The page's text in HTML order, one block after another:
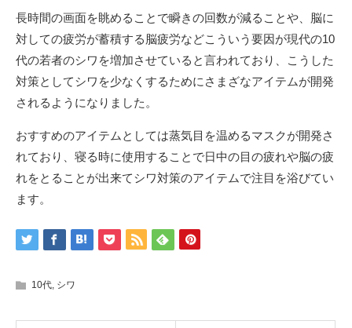
長時間の画面を眺めることで瞬きの回数が減ることや、脳に
対しての疲労が蓄積する脳疲労などこういう要因が現代の10
代の若者のシワを増加させていると言われており、こうした
対策としてシワを少なくするためにさまざなアイテムが開発
されるようになりました。
おすすめのアイテムとしては蒸気目を温めるマスクが開発さ
れており、寝る時に使用することで日中の目の疲れや脳の疲
れをとることが出来てシワ対策のアイテムで注目を浴びてい
ます。
10代 シワ